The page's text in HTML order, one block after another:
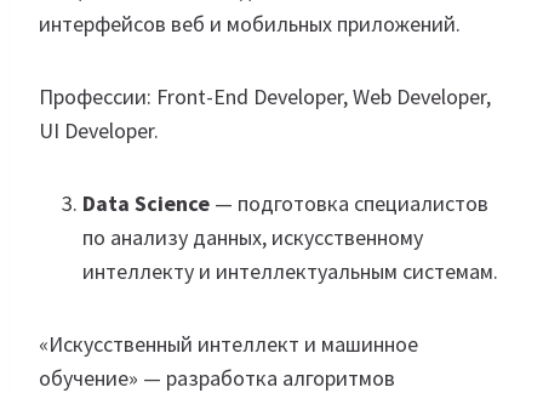
интерфейсов веб и мобильных приложений.
Профессии: Front-End Developer, Web Developer,
UI Developer.
Data Science — подготовка специалистов
по анализу данных, искусственному
интеллекту и интеллектуальным системам.
«Искусственный интеллект и машинное
обучение» — разработка алгоритмов